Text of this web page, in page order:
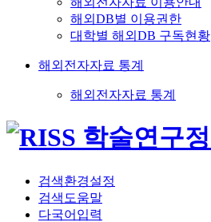
해외DB별 이용권한
대학별 해외DB 구독현황
해외전자자료 통계
해외전자자료 통계
검색환경설정
검색도움말
다국어입력